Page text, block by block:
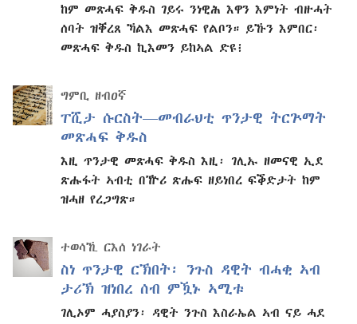
ከም መጽሓፍ ቅዱስ ገይሩ ንነዊሕ እዋን እምነት ብዙሓት
ሰባት ዝቐረጸ ኻልእ መጽሓፍ የልቦን። ይኹን እምበር፡
መጽሓፍ ቅዱስ ኪእመን ይከኣል ድዩ፧
ግምቢ ዘብዐኛ
ፐሺታ ሱርስት—መብራህቲ ጥንታዊ ትርጕማት
መጽሓፍ ቅዱስ
እዚ ጥንታዊ መጽሓፍ ቅዱስ እዚ፡ ገሊኡ ዘመናዊ ኢደ
ጽሑፋት ኣብቲ በዅሪ ጽሑፍ ዘይነበረ ፍቕድታት ከም
ዝሓዘ የረጋግጽ።
ተወሳኺ ርእሰ ነገራት
ስነ ጥንታዊ ርኽበት፡ ንጉስ ዳዊት ብሓቂ ኣብ
ታሪኽ ዝነበረ ሰብ ምዃኑ ኣሚቱ
ገሊኦም ሓያስያን፡ ዳዊት ንጉስ እስራኤል ኣብ ናይ ሓደ